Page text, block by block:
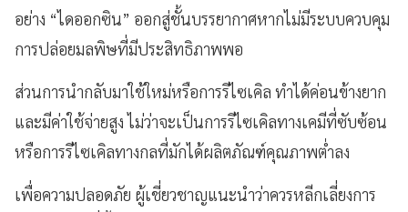
อย่าง “ไดออกซิน” ออกสู่ชั้นบรรยากาศหากไม่มีระบบควบคุม
การปล่อยมลพิษที่มีประสิทธิภาพพอ
ส่วนการนำกลับมาใช้ใหม่หรือการรีไซเคิล ทำได้ค่อนข้างยาก
และมีค่าใช้จ่ายสูง ไม่ว่าจะเป็นการรีไซเคิลทางเคมีที่ซับซ้อน
หรือการรีไซเคิลทางกลที่มักได้ผลิตภัณฑ์คุณภาพต่ำลง
เพื่อความปลอดภัย ผู้เชี่ยวชาญแนะนำว่าควรหลีกเลี่ยงการ